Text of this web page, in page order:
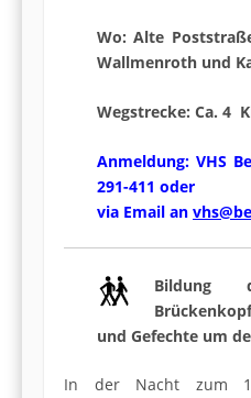
Wo: Alte
Wallmenroth und
Wegstrecke: Ca. 4
Anmeldung: VHS
291-411 oder
via Email an
Bildung
und Gefechte um
In der Nacht zum